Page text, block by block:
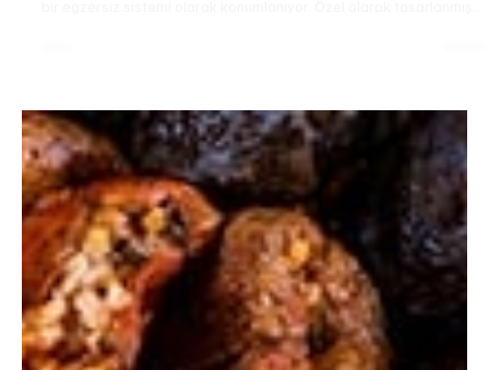
Defne Tortozoğlu
11 Oca
2 dakikada okunur
Gastronomi & Seyahat